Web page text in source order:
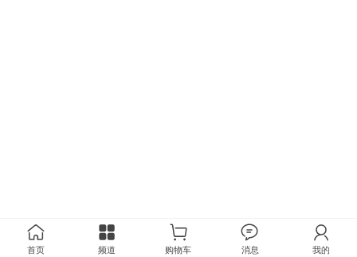
首页 频道 购物车 消息 我的